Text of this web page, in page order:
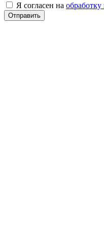
Я согласен на